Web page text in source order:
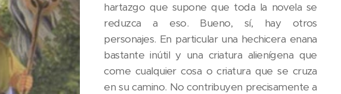
hartazgo que supone que toda la novela se
reduzca a eso. Bueno, sí, hay otros
personajes. En particular una hechicera enana
bastante inútil y una criatura alienígena que
come cualquier cosa o criatura que se cruza
en su camino. No contribuyen precisamente a